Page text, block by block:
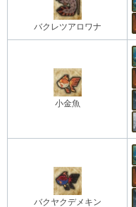
バクレツアロワナ
小金魚
バクヤクデメキン